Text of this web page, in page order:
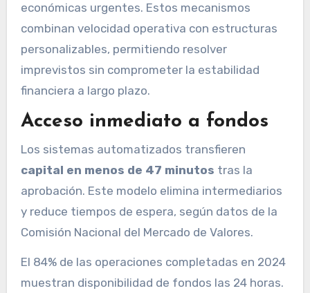
económicas urgentes. Estos mecanismos
combinan velocidad operativa con estructuras
personalizables, permitiendo resolver
imprevistos sin comprometer la estabilidad
financiera a largo plazo.
Acceso inmediato a fondos
Los sistemas automatizados transfieren
capital en menos de 47 minutos tras la
aprobación. Este modelo elimina intermediarios
y reduce tiempos de espera, según datos de la
Comisión Nacional del Mercado de Valores.
El 84% de las operaciones completadas en 2024
muestran disponibilidad de fondos las 24 horas.